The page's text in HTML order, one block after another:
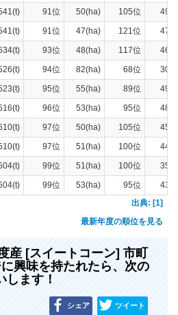
91位 50(ha) 105位
91位 47(ha) 121位
93位 48(ha) 117位
94位 82(ha) 68位
95位 55(ha) 89位
96位 53(ha) 95位
97位 50(ha) 105位
97位 51(ha) 100位
99位 51(ha) 100位
99位 53(ha) 95位
出典: [1]
最新年度の順位を見る
産 [スイートコーン] 市町
興味を持たれたら、次の
します！
シェア ツイート